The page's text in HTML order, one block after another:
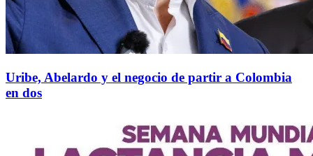
Uribe, Abelardo y el negocio de partir a Colombia
en dos